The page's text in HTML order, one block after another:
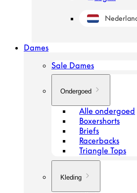
Geolocation
Dames
Sale Dames
Ondergoed
Alle ondergoed
Boxershorts
Briefs
Racerbacks
Triangle Tops
Kleding